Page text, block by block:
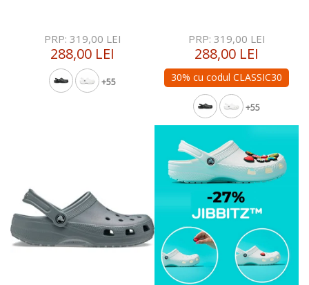
+55
PRP: 319,00 LEI
288,00 LEI
+55
PRP: 319,00 LEI
288,00 LEI
30% cu codul CLASSIC30